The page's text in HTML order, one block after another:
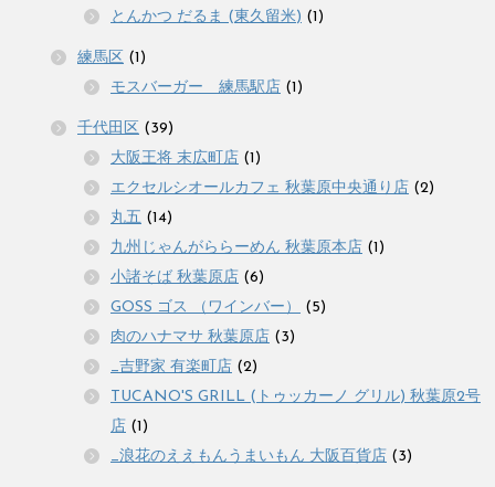
とんかつ だるま (東久留米) (1)
練馬区 (1)
モスバーガー 練馬駅店 (1)
千代田区 (39)
大阪王将 末広町店 (1)
エクセルシオールカフェ 秋葉原中央通り店 (2)
丸五 (14)
九州じゃんがららーめん 秋葉原本店 (1)
小諸そば 秋葉原店 (6)
GOSS ゴス （ワインバー）
(5)
肉のハナマサ 秋葉原店 (3)
_吉野家 有楽町店 (2)
TUCANO'S GRILL (トゥッカーノ グリル) 秋葉原2号
店 (1)
_浪花のええもんうまいもん 大阪百貨店 (3)